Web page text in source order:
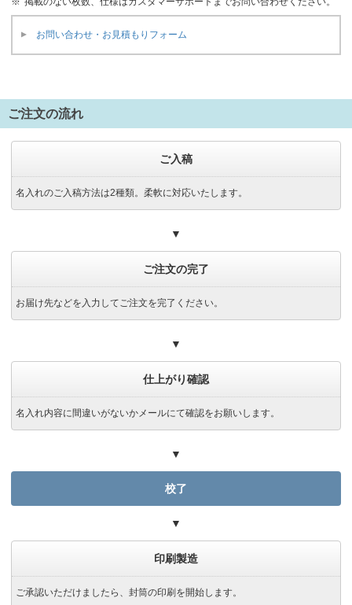
お問い合わせ・お見積もりフォーム
ご注文の流れ
ご入稿
名入れのご入稿方法は2種類。柔軟に対応いたします。
▼
ご注文の完了
お届け先などを入力してご注文を完了ください。
▼
仕上がり確認
名入れ内容に間違いがないかメールにて確認をお願いします。
▼
校了
▼
印刷製造
ご承認いただけましたら、封筒の印刷を開始します。